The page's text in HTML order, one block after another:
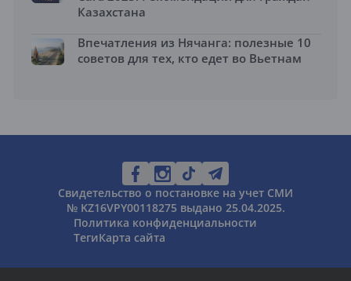
Казахстана
Впечатления из Нячанга: полезные 10
советов для тех, кто едет во Вьетнам
Свидетельство о постановке на учет СМИ
№ KZ16VPY00118275 выдано 25.04.2025.
Политика конфиденциальности
ТегиКарта сайта